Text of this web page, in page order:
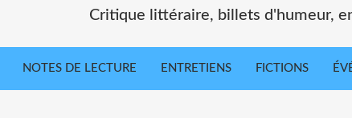
Critique littéraire, billets d'humeur,
NOTES DE LECTURE ENTRETIENS FICTIONS